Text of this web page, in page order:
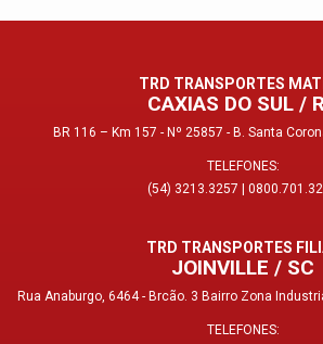
TRD TRANSPORTES
CAXIAS DO SUL /
BR 116 – Km 157 - Nº 25857 - B. Santa
TELEFONES:
(54) 3213.3257
TRD TRANSPORTES
JOINVILLE / SC
Rua Anaburgo, 6464 - Brcão. 3 Bairro Zona
TELEFONES: